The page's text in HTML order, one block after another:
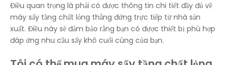
Điều quan trọng là phải có được thông tin chi tiết đầy đủ về
máy sấy tầng chất lỏng thẳng đứng trực tiếp từ nhà sản
xuất. Điều này sẽ đảm bảo rằng bạn có được thiết bị phù hợp
đáp ứng nhu cầu sấy khô cuối cùng của bạn.